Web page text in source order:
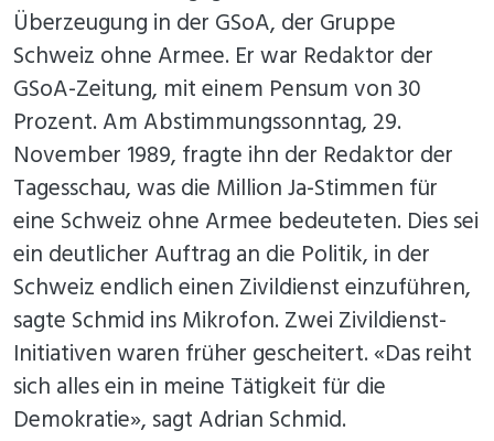
Überzeugung in der GSoA, der Gruppe
Schweiz ohne Armee. Er war Redaktor der
GSoA-Zeitung, mit einem Pensum von 30
Prozent. Am Abstimmungssonntag, 29.
November 1989, fragte ihn der Redaktor der
Tagesschau, was die Million Ja-Stimmen für
eine Schweiz ohne Armee bedeuteten. Dies sei
ein deutlicher Auftrag an die Politik, in der
Schweiz endlich einen Zivildienst einzuführen,
sagte Schmid ins Mikrofon. Zwei Zivildienst-
Initiativen waren früher gescheitert. «Das reiht
sich alles ein in meine Tätigkeit für die
Demokratie», sagt Adrian Schmid.